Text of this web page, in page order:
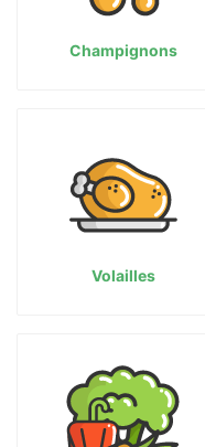
Champignons
Volailles